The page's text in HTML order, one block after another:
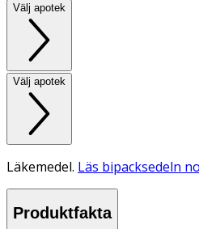
Välj apotek
Välj apotek
Läkemedel. Läs bipacksedeln
Produktfakta